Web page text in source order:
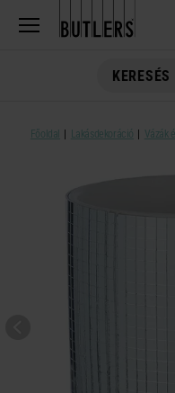
Főoldal Lakásdekoráció Vázák